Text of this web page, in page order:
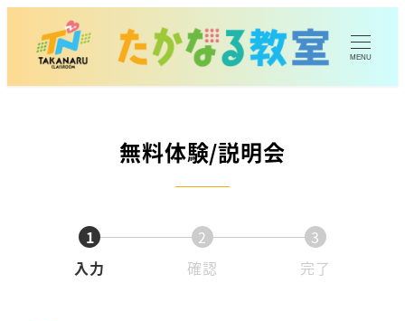
MENU
無料体験/説明会
1
入力
2
確認
3
完了